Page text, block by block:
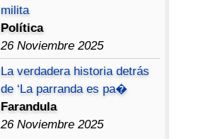
milita
Política
26 Noviembre 2025
La verdadera historia detrás
de ‘La parranda es pa�
Farandula
26 Noviembre 2025